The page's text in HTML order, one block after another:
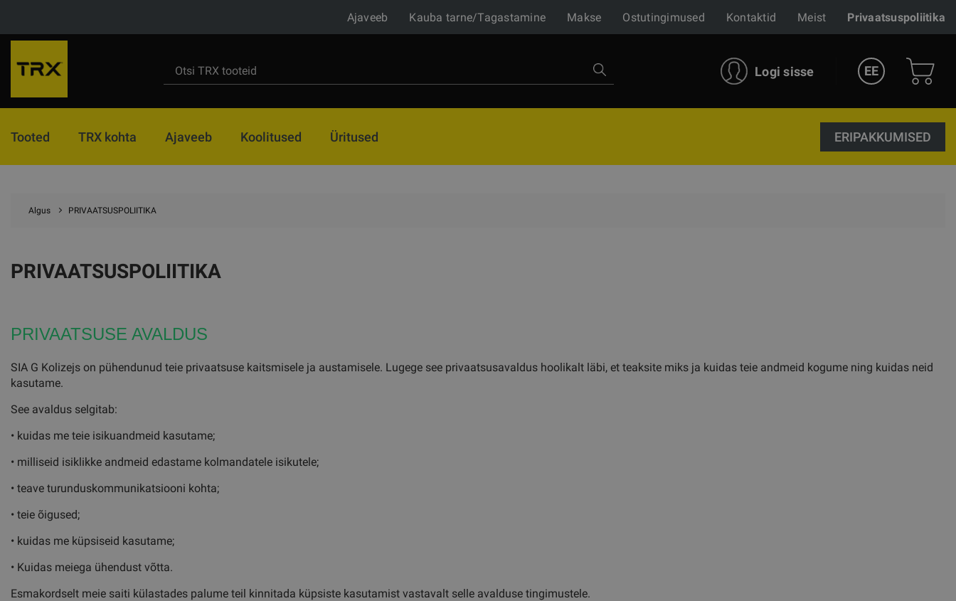
Ajaveeb Kauba tarne/Tagastamine Makse Ostutingimused Kontaktid Meist Privaatsuspoliitika
Logi sisse EE
Tooted TRX kohta Ajaveeb Koolitused Üritused ERIPAKKUMISED
Algus PRIVAATSUSPOLIITIKA
PRIVAATSUSPOLIITIKA
PRIVAATSUSE AVALDUS
SIA G Kolizejs on pühendunud teie privaatsuse kaitsmisele ja austamisele. Lugege see privaatsusavaldus hoolikalt läbi, et teaksite miks ja kuidas teie andmeid kogume ning kuidas neid
kasutame.
See avaldus selgitab:
• kuidas me teie isikuandmeid kasutame;
• milliseid isiklikke andmeid edastame kolmandatele isikutele;
• teave turunduskommunikatsiooni kohta;
• teie õigused;
• kuidas me küpsiseid kasutame;
• Kuidas meiega ühendust võtta.
Esmakordselt meie saiti külastades palume teil kinnitada küpsiste kasutamist vastavalt selle avalduse tingimustele.